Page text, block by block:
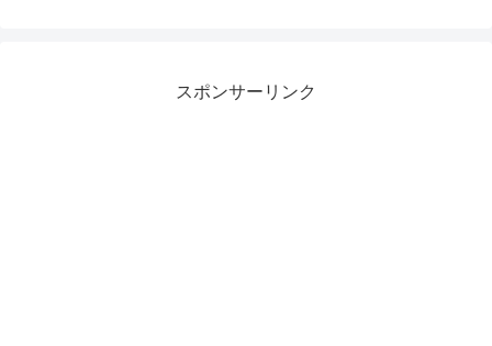
スポンサーリンク